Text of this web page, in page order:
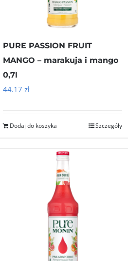
PURE PASSION FRUIT
MANGO – marakuja i mango
0,7l
44.17 zł
Dodaj do koszyka Szczegóły